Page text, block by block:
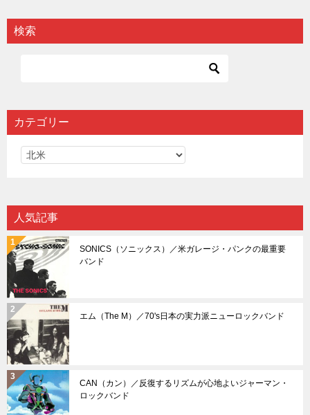
検索
カテゴリー
カ
リ
ー
人気記事
SONICS（ソニックス）／米ガレージ・パンクの最重要
バンド
エム（The M）／70's日本の実力派ニューロックバンド
CAN（カン）／反復するリズムが心地よいジャーマン・
ロックバンド